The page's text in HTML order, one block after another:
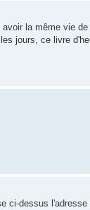
la même vie
jours, ce livre
ci-dessus